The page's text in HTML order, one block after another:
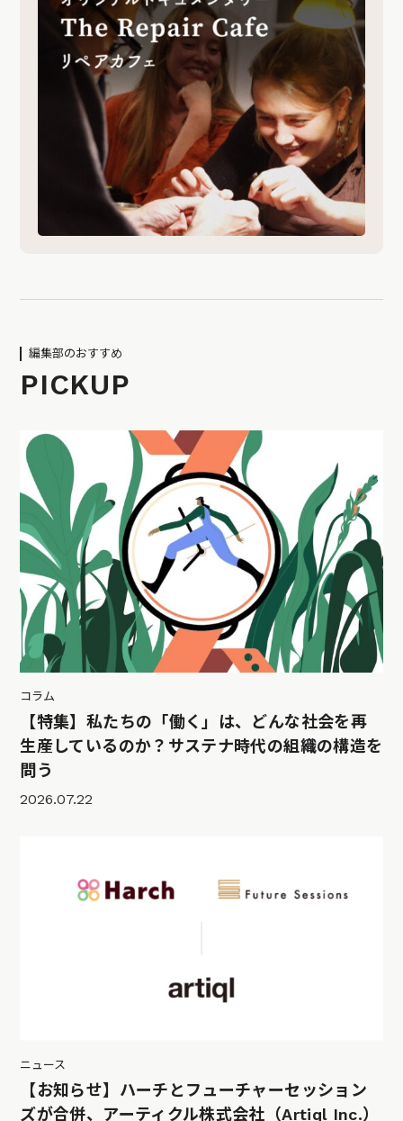
編集部のおすすめ
PICKUP
コラム
【特集】私たちの「働く」は、どんな社会を再
生産しているのか？サステナ時代の組織の構造を
問う
2026.07.22
ニュース
【お知らせ】ハーチとフューチャーセッション
ズが合併、アーティクル株式会社（Artiql Inc.）